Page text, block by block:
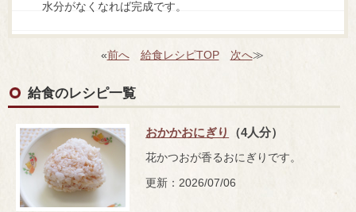
水分がなくなれば完成です。
«前へ 給食レシピTOP 次へ≫
給食のレシピ一覧
おかかおにぎり （4人分）
花かつおが香るおにぎりです。
更新：2026/07/06